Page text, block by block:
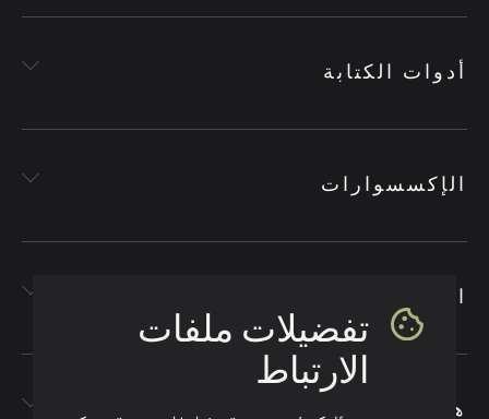
أدوات الكتابة
الإكسسوارات
هدايا الشركات
تفضيلات ملفات
الارتباط